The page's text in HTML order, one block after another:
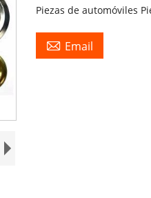
Piezas de automóviles
 Email